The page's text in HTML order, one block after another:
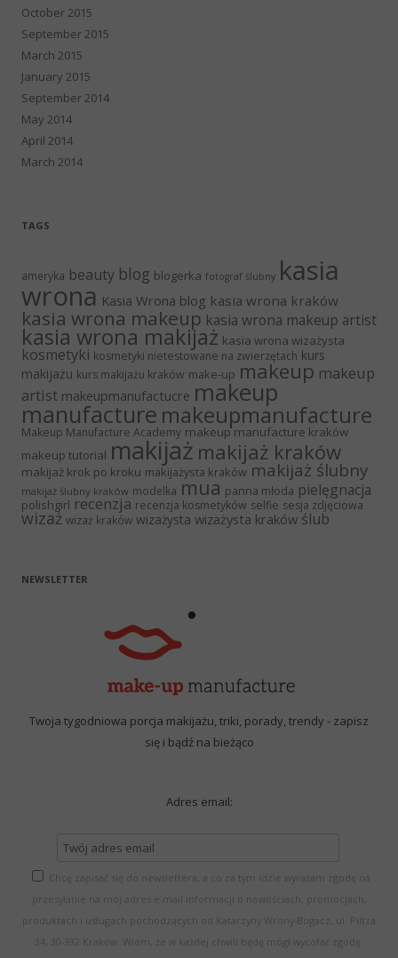
October 2015
September 2015
March 2015
January 2015
September 2014
May 2014
April 2014
March 2014
TAGS
ameryka beauty blog blogerka fotograf ślubny kasia
wrona Kasia Wrona blog kasia wrona kraków
kasia wrona makeup kasia wrona makeup artist
kasia wrona makijaż kasia wrona wizażysta
kosmetyki kosmetyki nietestowane na zwierzętach kurs
makijażu kurs makijażu kraków make-up makeup makeup
artist makeupmanufactucre makeup
manufacture makeupmanufacture
Makeup Manufacture Academy makeup manufacture kraków
makeup tutorial makijaż makijaż kraków
makijaż krok po kroku makijażysta kraków makijaż ślubny
makijaż ślubny kraków modelka mua panna młoda pielęgnacja
polishgirl recenzja recenzja kosmetyków selfie sesja zdjęciowa
wizaż wizaż kraków wizażysta wizażysta kraków ślub
NEWSLETTER
Twoja tygodniowa porcja makijażu, triki, porady, trendy - zapisz
się i bądź na bieżąco
Adres email:
Chcę zapisać się do newslettera, a co za tym idzie wyrażam zgodę na
przesyłanie na mój adres e-mail informacji o nowościach, promocjach,
produktach i usługach pochodzących od Katarzyny Wrony-Bogacz, ul. Piltza
34, 30-392 Kraków. Wiem, że w każdej chwili będę mógł wycofać zgodę.